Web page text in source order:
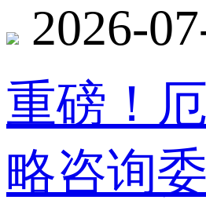
2026-
重磅！
略咨询